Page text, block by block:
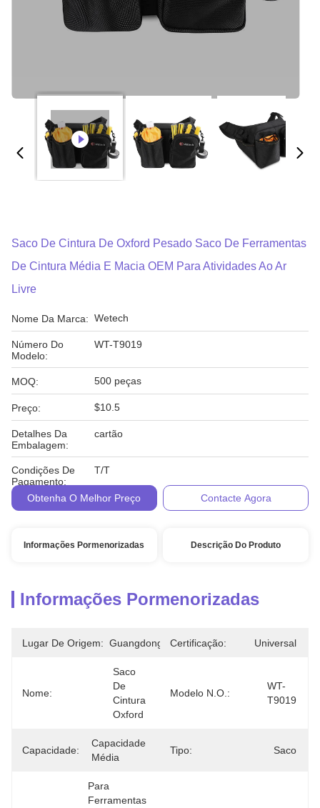
Saco De Cintura De Oxford Pesado Saco De Ferramentas
De Cintura Média E Macia OEM Para Atividades Ao Ar
Livre
Nome Da Marca: Wetech
Número Do
Modelo:
WT-T9019
MOQ: 500 peças
Preço: $10.5
Detalhes Da
Embalagem:
cartão
Condições De
Pagamento:
T/T
Obtenha O Melhor Preço Contacte Agora
Informações Pormenorizadas Descrição Do Produto
Informações Pormenorizadas
Lugar De Origem: Guangdong Certificação: Universal
Nome:
Saco
De
Cintura
Oxford
Modelo N.O.:
WT-
T9019
Capacidade:
Capacidade
Média
Tipo: Saco
Para
Ferramentas